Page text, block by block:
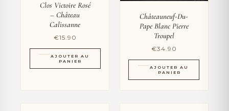
Clos Victoire Rosé
– Château
Calissanne
€15.90
AJOUTER AU
PANIER
Châteauneuf-Du-
Pape Blanc Pierre
Troupel
€34.90
AJOUTER AU
PANIER